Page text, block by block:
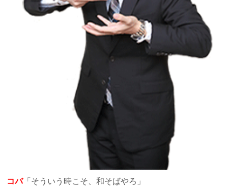
コバ「そういう時こそ、和そばやろ」